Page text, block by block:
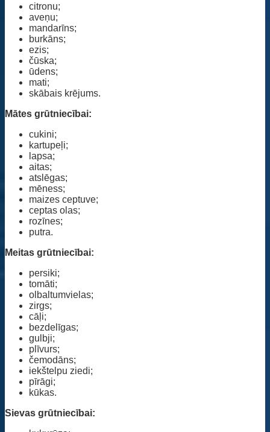
citronu;
aveņu;
mandarīns;
burkāns;
ezis;
čūska;
ūdens;
mati;
skābais krējums.
Mātes grūtniecībai:
cukini;
kartupeļi;
lapsa;
aitas;
atslēgas;
mēness;
maizes ceptuve;
ceptas olas;
rozīnes;
putra.
Meitas grūtniecībai:
persiki;
tomāti;
olbaltumvielas;
zirgs;
cāļi;
bezdelīgas;
gulbji;
plīvurs;
čemodāns;
iekštelpu ziedi;
pīrāgi;
kūkas.
Sievas grūtniecībai: